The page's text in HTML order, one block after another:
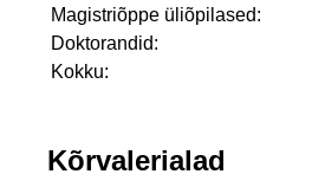
Magistriõppe üliõpilased:
Doktorandid:
Kokku:
Kõrvalerialad